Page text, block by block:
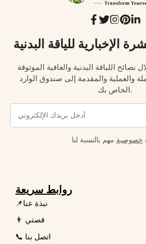
الإخبارية للياقة البدنية
اللياقة البدنية والعافية الموثوقة
والعملية والمقدمة إلى صندوق الوارد
الخاص بك.
خصوصية مهم بالنسبة لنا
روابط سريعة
📌نبذة عنا
👨 قصتي
📞 اتصل بنا